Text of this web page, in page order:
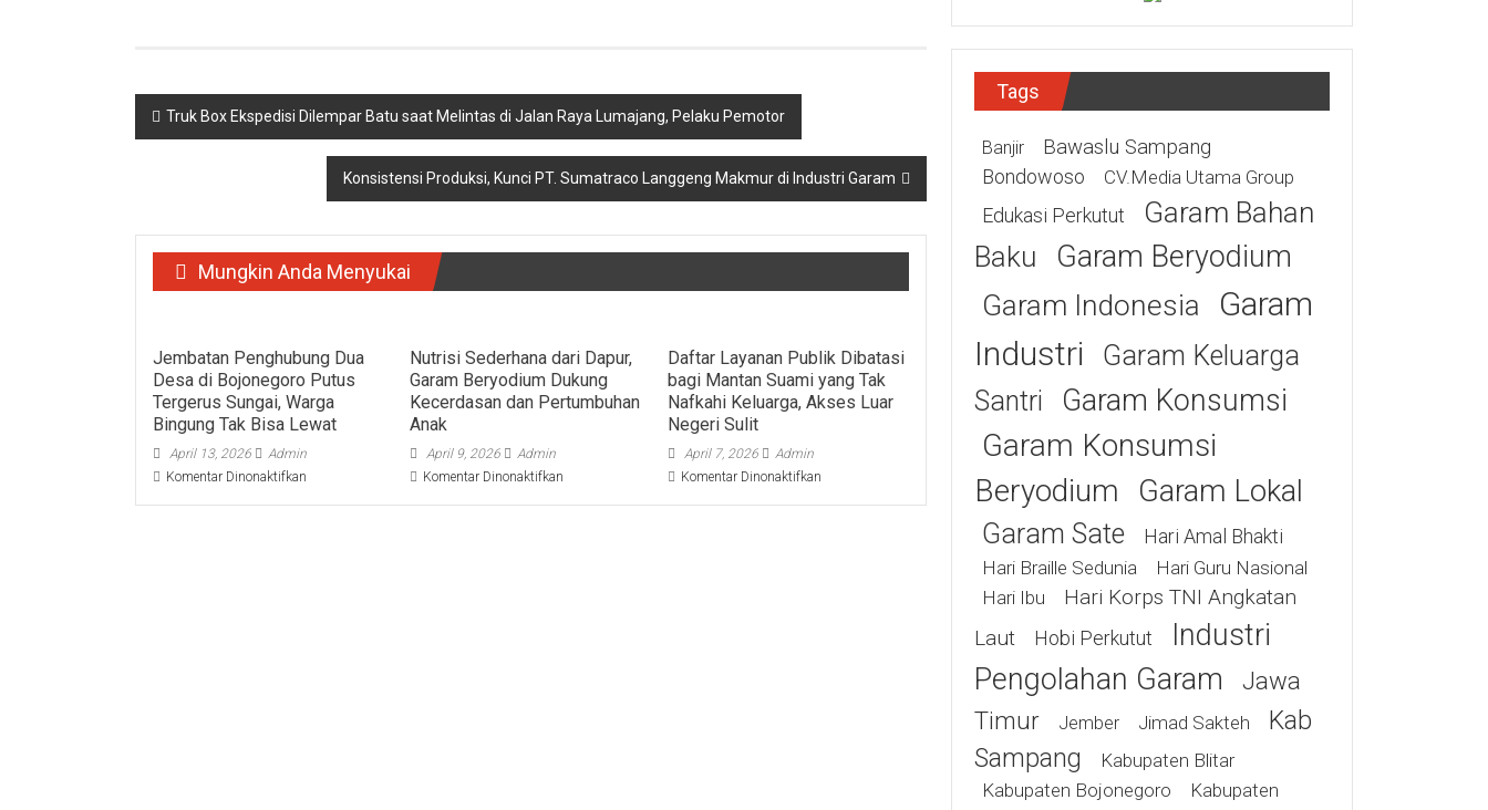
Navigasi
Truk Box Ekspedisi Dilempar Batu saat Melintas di Jalan Raya Lumajang, Pelaku Pemotor
Konsistensi Produksi, Kunci PT. Sumatraco Langgeng Makmur di Industri Garam
Mungkin Anda Menyukai
Jembatan Penghubung Dua
Desa di Bojonegoro Putus
Tergerus Sungai, Warga
Bingung Tak Bisa Lewat
April 13, 2026
Admin
Komentar Dinonaktifkan
Nutrisi Sederhana dari Dapur,
Garam Beryodium Dukung
Kecerdasan dan Pertumbuhan
Anak
April 9, 2026
Admin
Komentar Dinonaktifkan
Daftar Layanan Publik Dibatasi
bagi Mantan Suami yang Tak
Nafkahi Keluarga, Akses Luar
Negeri Sulit
April 7, 2026
Admin
Komentar Dinonaktifkanpada
Tags
Banjir Bawaslu Sampang
Bondowoso CV.Media Utama Group
Edukasi Perkutut
Garam Bahan
Baku
Garam Beryodium
Garam Indonesia
Garam
Industri
Garam Keluarga
Santri
Garam Konsumsi
Garam Konsumsi
Beryodium
Garam Lokal
Garam Sate Hari Amal Bhakti
Hari Braille Sedunia
Hari Guru Nasional
Hari Ibu
Hari Korps TNI Angkatan
Laut
Hobi Perkutut
Industri
Pengolahan Garam
Jawa
Timur
Jember Jimad Sakteh
Kab
Sampang
Kabupaten Blitar
Kabupaten Bojonegoro
Kabupaten